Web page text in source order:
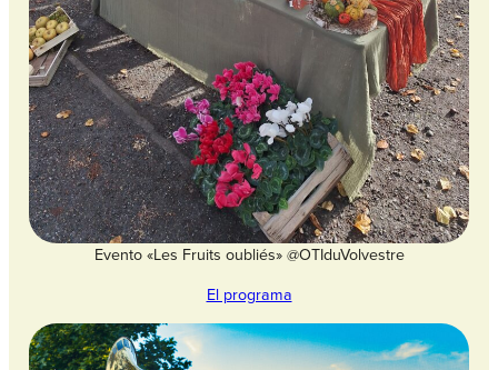
Evento «Les Fruits oubliés» @OTIduVolvestre
El programa